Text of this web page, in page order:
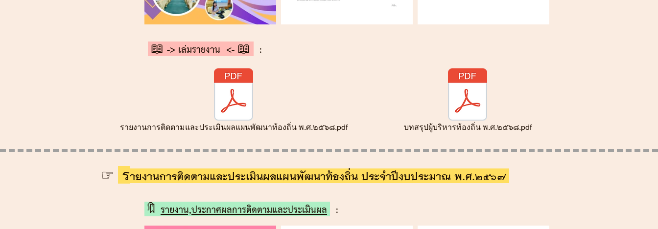
📖 -> เล่มรายงาน <- 📖 :
รายงานการติดตามและประเมินผลแผนพัฒนาท้องถิ่น พ.ศ.๒๕๖๘.pdf บทสรุปผู้บริหารท้องถิ่น พ.ศ.๒๕๖๘.pdf
☞ รายงานการติดตามและประเมินผลแผนพัฒนาท้องถิ่น ประจำปีงบประมาณ พ.ศ.256๗
🔖 รายงาน,ประกาศผลการติดตามและประเมินผล :